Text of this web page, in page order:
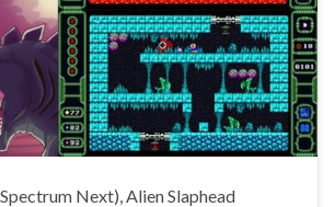
Next), Alien Slaphead